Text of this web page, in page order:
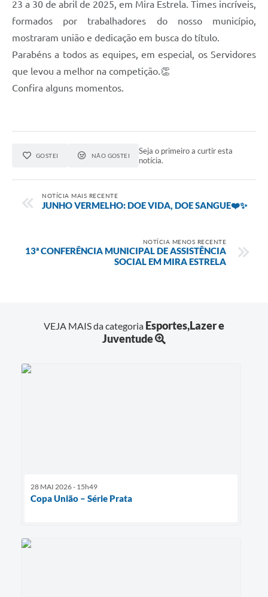
23 a 30 de abril de 2025, em Mira Estrela. Times incríveis,
formados por trabalhadores do nosso município,
mostraram união e dedicação em busca do título.
Parabéns a todos as equipes, em especial, os Servidores
que levou a melhor na competição.👏
Confira alguns momentos.
GOSTEI NÃO GOSTEI
Seja o primeiro a curtir esta
notícia.
NOTÍCIA MAIS RECENTE
JUNHO VERMELHO: DOE VIDA, DOE SANGUE❤️✨
NOTÍCIA MENOS RECENTE
13ª CONFERÊNCIA MUNICIPAL DE ASSISTÊNCIA
SOCIAL EM MIRA ESTRELA
VEJA MAIS da categoria Esportes,Lazer e
Juventude
28 MAI 2026 - 15h49
Copa União – Série Prata